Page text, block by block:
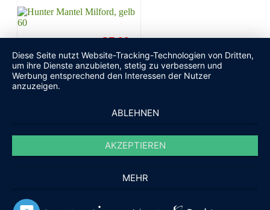
37,99
Hunter Mantel Milford, gelb 55
35,99€
© 2010 - 2023 Haustierartikel.com - Alle Rechte
Tierkrankenversicherung
Diese Seite nutzt Website-Tracking-Technologien von Dritten,
um ihre Dienste anzubieten, stetig zu verbessern und
Werbung entsprechend den Interessen der Nutzer
anzuzeigen.
ABLEHNEN
AKZEPTIEREN
MEHR